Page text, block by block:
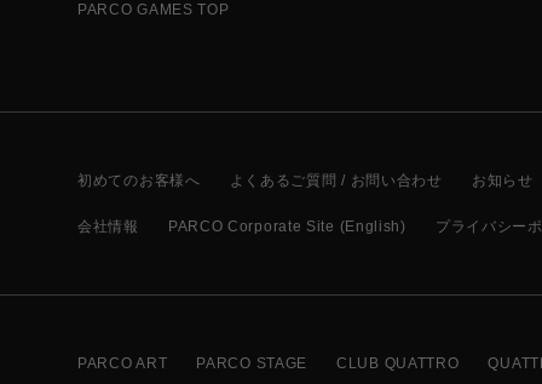
PARCO GAMES TOP
初めてのお客様へ よくあるご質問 / お問い合わせ お知らせ
会社情報 PARCO Corporate Site (English) プライバシー
PARCO ART PARCO STAGE CLUB QUATTRO